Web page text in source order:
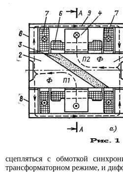
сцепляться с обмоткой
трансформаторном режиме, и